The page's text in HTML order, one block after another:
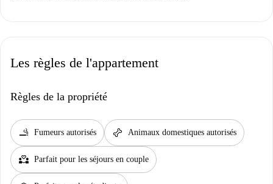
Les règles de l'appartement
Règles de la propriété
smoking_rooms Fumeurs autorisés pet_supplies Animaux domestiques autorisés
partner_heart Parfait pour les séjours en couple